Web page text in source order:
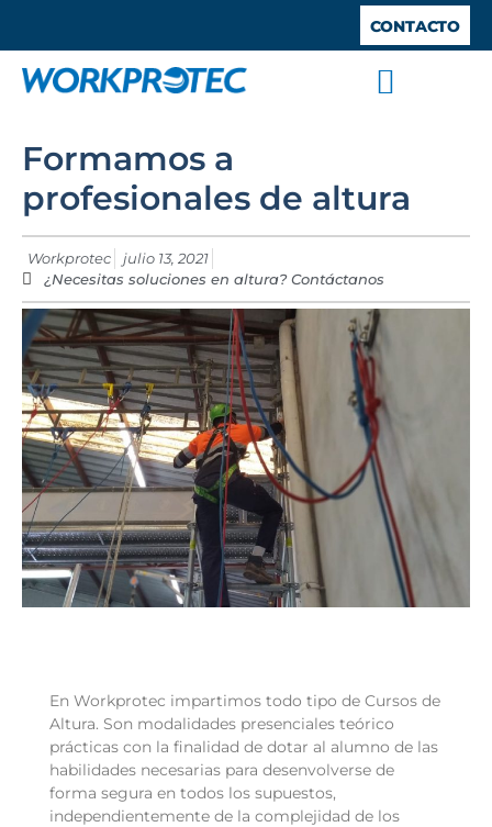
CONTACTO
Formamos a
profesionales de altura
Workprotec
julio 13, 2021
¿Necesitas soluciones en altura? Contáctanos
En Workprotec impartimos todo tipo de Cursos de
Altura. Son modalidades presenciales teórico
prácticas con la finalidad de dotar al alumno de las
habilidades necesarias para desenvolverse de
forma segura en todos los supuestos,
independientemente de la complejidad de los